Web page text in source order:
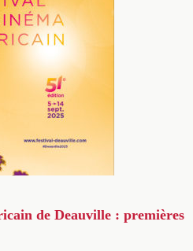
de Deauville : premières